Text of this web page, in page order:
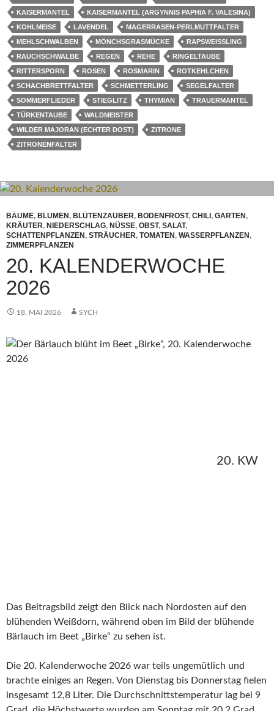
KAISERMANTEL
KAISERMANTEL (ARGYNNIS PAPHIA F. VALESINA)
KOHLMEISE
LAVENDEL
MAGERRASEN-PERLMUTTFALTER
MEHLSCHWALBEN
MÖNCHSGRASMÜCKE
RAPSWEISSLING
RAUCHSCHWALBE
REGEN REHE
RINGELTAUBE
RITTERSPORN
ROSEN ROSMARIN
ROTKEHLCHEN
SCHACHBRETTFALTER
SCHMETTERLING
SEGELFALTER
SOMMERFLIEDER
STIEGLITZ THYMIAN
TRAUERMANTEL
TÜRKENTAUBE
WALDMEISTER
WILDER MAJORAN (ECHTER DOST)
ZITRONE
ZITRONENFALTER
BÄUME, BLUMEN , BLÜTENZAUBER, BODENFROST, CHILI , GARTEN ,
KRÄUTER, NIEDERSCHLAG, NÜSSE, OBST, SALAT,
SCHATTENPFLANZEN , STRÄUCHER, TOMATEN , WASSERPFLANZEN ,
ZIMMERPFLANZEN
20. KALENDERWOCHE
2026
18. MAI 2026 SYCH
20. KW
Das Beitragsbild zeigt den Blick nach Nordosten auf den
blühenden Weißdorn, während oben im Bild der blühende
Bärlauch im Beet „Birke“ zu sehen ist.
Die 20. Kalenderwoche 2026 war teils ungemütlich und
brachte einiges an Regen. Von Dienstag bis Donnerstag fielen
insgesamt 12,8 Liter. Die Durchschnittstemperatur lag bei 9